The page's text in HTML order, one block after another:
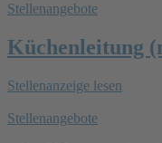
Stellenangebote
Küchenleitung
Stellenanzeige lesen
Stellenangebote